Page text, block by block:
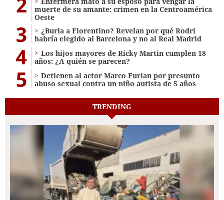
muerte de su amante: crimen en la Centroamérica
Oeste
3
¿Burla a Florentino? Revelan por qué Rodri
habría elegido al Barcelona y no al Real Madrid
4
Los hijos mayores de Ricky Martin cumplen 18
años: ¿A quién se parecen?
5
Detienen al actor Marco Furlan por presunto
abuso sexual contra un niño autista de 5 años
TRENDING